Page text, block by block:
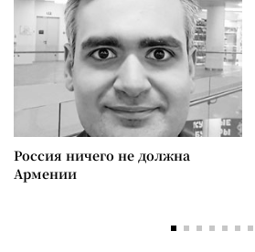
Россия ничего не должна
Армении